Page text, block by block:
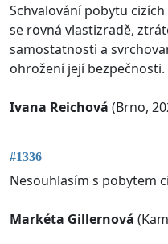
Schvalování pobytu
se rovná vlastizradě,
samostatnosti a
ohrožení její bezpečnosti.
Ivana Reichová (Brno,
#1336
Nesouhlasím s pobytem
Markéta Gillernová